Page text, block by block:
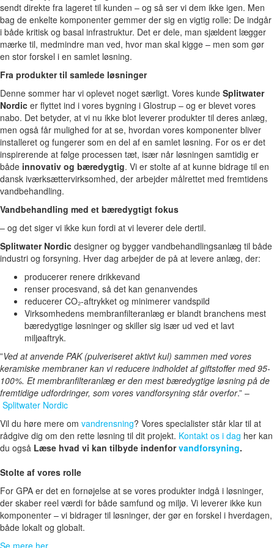
sendt direkte fra lageret til kunden – og så ser vi dem ikke igen. Men
bag de enkelte komponenter gemmer der sig en vigtig rolle: De indgår
i både kritisk og basal infrastruktur. Det er dele, man sjældent lægger
mærke til, medmindre man ved, hvor man skal kigge – men som gør
en stor forskel i en samlet løsning.
Fra produkter til samlede løsninger
Denne sommer har vi oplevet noget særligt. Vores kunde Splitwater
Nordic er flyttet ind i vores bygning i Glostrup – og er blevet vores
nabo. Det betyder, at vi nu ikke blot leverer produkter til deres anlæg,
men også får mulighed for at se, hvordan vores komponenter bliver
installeret og fungerer som en del af en samlet løsning. For os er det
inspirerende at følge processen tæt, især når løsningen samtidig er
både innovativ og bæredygtig. Vi er stolte af at kunne bidrage til en
dansk iværksættervirksomhed, der arbejder målrettet med fremtidens
vandbehandling.
Vandbehandling med et bæredygtigt fokus
– og det siger vi ikke kun fordi at vi leverer dele dertil.
Splitwater Nordic designer og bygger vandbehandlingsanlæg til både
industri og forsyning. Hver dag arbejder de på at levere anlæg, der:
producerer renere drikkevand
renser procesvand, så det kan genanvendes
reducerer CO₂-aftrykket og minimerer vandspild
Virksomhedens membranfilteranlæg er blandt branchens mest
bæredygtige løsninger og skiller sig især ud ved et lavt
miljøaftryk.
”Ved at anvende PAK (pulveriseret aktivt kul) sammen med vores
keramiske membraner kan vi reducere indholdet af giftstoffer med 95-
100%. Et membranfilteranlæg er den mest bæredygtige løsning på de
fremtidige udfordringer, som vores vandforsyning står overfor.” –
Splitwater Nordic
Vil du høre mere om vandrensning? Vores specialister står klar til at
rådgive dig om den rette løsning til dit projekt. Kontakt os i dag her kan
du også Læse hvad vi kan tilbyde indenforvandforsyning.
Stolte af vores rolle
For GPA er det en fornøjelse at se vores produkter indgå i løsninger,
der skaber reel værdi for både samfund og miljø. Vi leverer ikke kun
komponenter – vi bidrager til løsninger, der gør en forskel i hverdagen,
både lokalt og globalt.
Se mere her